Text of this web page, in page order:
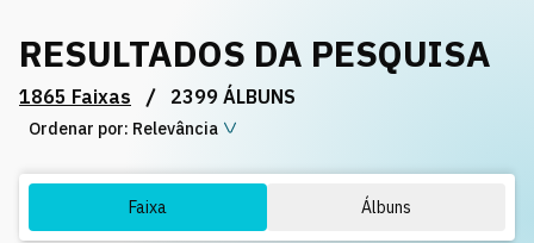
Playlists
Licença
RESULTADOS DA PESQUISA
1865 Faixas / 2399 ÁLBUNS
Ordenar por: Relevância
Faixa Álbuns